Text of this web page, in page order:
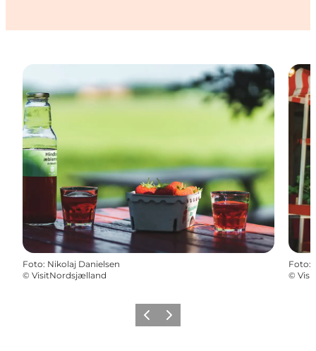
Foto: Nikolaj Danielsen
© VisitNordsjælland
Foto:
©
ForrigeNæste